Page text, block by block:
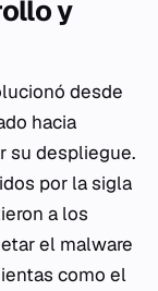
y
desde
hacia
su despliegue.
por la sigla
a los
el malware
como el